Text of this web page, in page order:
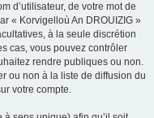
d’utilisateur, de votre mot de
« Korvigelloù An DROUIZIG »
à la seule discrétion
cas, vous pouvez contrôler
rendre publiques ou non.
ou non à la liste de diffusion du
votre compte.